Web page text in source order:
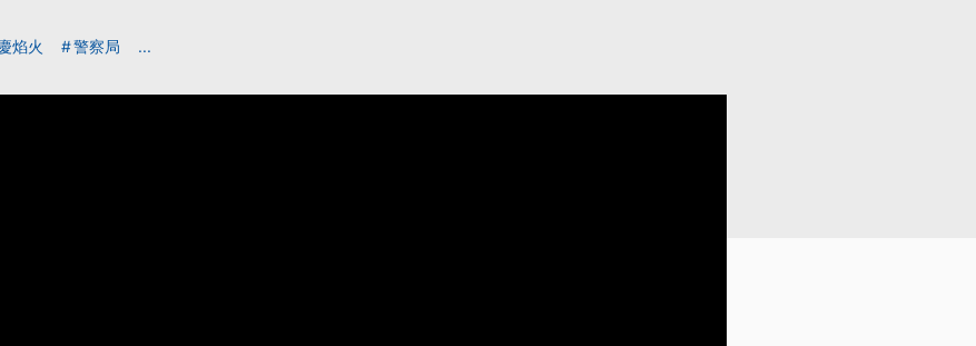
焰火 警察局 ...